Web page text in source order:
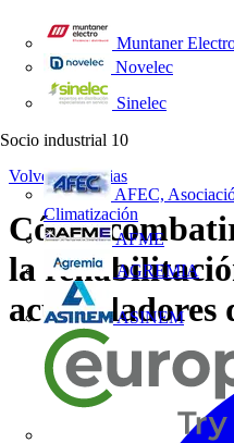
Muntaner
Novelec
Sinelec
Socio industrial 10
AFEC,
Climatización
AFME
AGREMIA
ASINEM
Volver a Noticias
Cómo
la
acumuladores